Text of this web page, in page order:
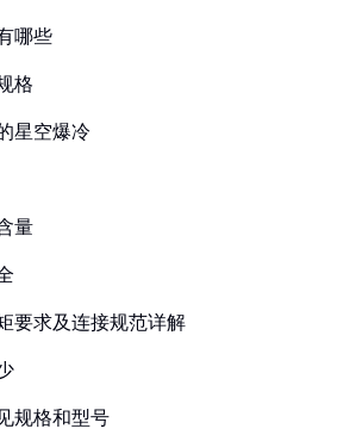
哪些
格
星空爆冷
量
要求及连接规范详解
规格和型号